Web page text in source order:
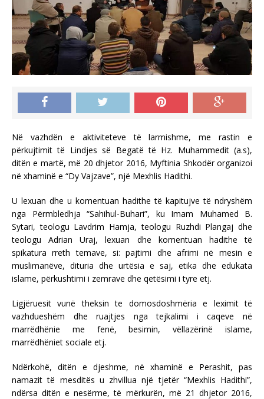
Në vazhdën e aktiviteteve të larmishme, me rastin e
përkujtimit të Lindjes së Begatë të Hz. Muhammedit (a.s),
ditën e martë, më 20 dhjetor 2016, Myftinia Shkodër organizoi
në xhaminë e “Dy Vajzave”, një Mexhlis Hadithi.
U lexuan dhe u komentuan hadithe të kapitujve të ndryshëm
nga Përmbledhja “Sahihul-Buhari”, ku Imam Muhamed B.
Sytari, teologu Lavdrim Hamja, teologu Ruzhdi Plangaj dhe
teologu Adrian Uraj, lexuan dhe komentuan hadithe të
spikatura rreth temave, si: pajtimi dhe afrimi në mesin e
muslimanëve, dituria dhe urtësia e saj, etika dhe edukata
islame, përkushtimi i zemrave dhe qetësimi i tyre etj.
Ligjëruesit vunë theksin te domosdoshmëria e leximit të
vazhdueshëm dhe ruajtjes nga tejkalimi i caqeve në
marrëdhënie me fenë, besimin, vëllazërinë islame,
marrëdhëniet sociale etj.
Ndërkohë, ditën e djeshme, në xhaminë e Perashit, pas
namazit të mesditës u zhvillua një tjetër “Mexhlis Hadithi”,
ndërsa ditën e nesërme, të mërkurën, më 21 dhjetor 2016,